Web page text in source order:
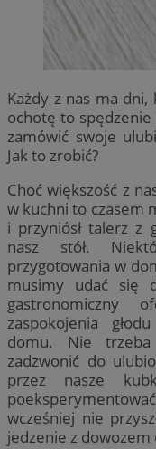
Każdy z nas ma
ochotę to spędzenie
zamówić swoje
Jak to zrobić?
Choć większość z
w kuchni to czasem
i przyniósł talerz z
nasz stół.
przygotowania w
musimy udać się
gastronomiczny
zaspokojenia
domu. Nie
zadzwonić do
przez nasze
wcześniej nie
jedzenie z dowozem